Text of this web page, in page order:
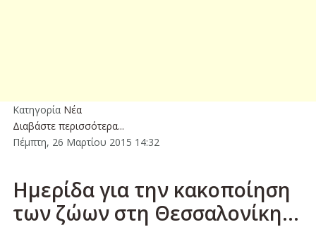
Κατηγορία Νέα
Διαβάστε περισσότερα...
Πέμπτη, 26 Μαρτίου 2015 14:32
Ημερίδα για την κακοποίηση
των ζώων στη Θεσσαλονίκη...